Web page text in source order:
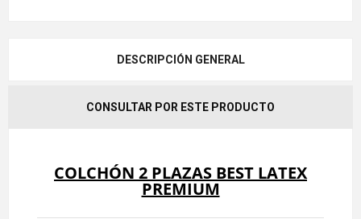
DESCRIPCIÓN GENERAL
CONSULTAR POR ESTE PRODUCTO
COLCHÓN 2 PLAZAS BEST LATEX
PREMIUM